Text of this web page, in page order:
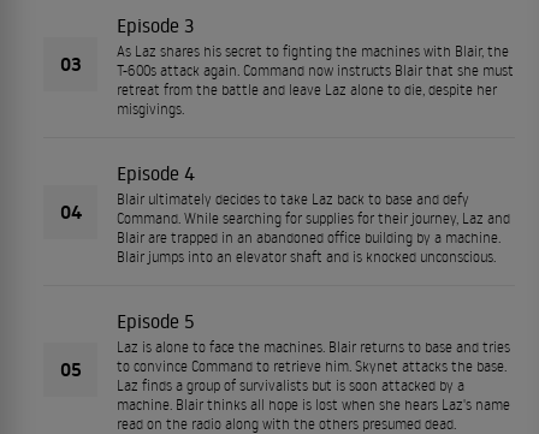
03
Episode 3
As Laz shares his secret to fighting the machines with Blair, the
T-600s attack again. Command now instructs Blair that she must
retreat from the battle and leave Laz alone to die, despite her
misgivings.
04
Episode 4
Blair ultimately decides to take Laz back to base and defy
Command. While searching for supplies for their journey, Laz and
Blair are trapped in an abandoned office building by a machine.
Blair jumps into an elevator shaft and is knocked unconscious.
05
Episode 5
Laz is alone to face the machines. Blair returns to base and tries
to convince Command to retrieve him. Skynet attacks the base.
Laz finds a group of survivalists but is soon attacked by a
machine. Blair thinks all hope is lost when she hears Laz's name
read on the radio along with the others presumed dead.